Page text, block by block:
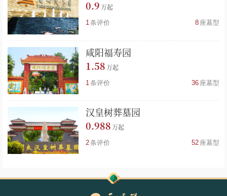
0.9
1条评价 8 座墓型
咸阳福寿园
1.58
1 条评价 36 座墓型
汉皇树葬墓园
0.988
2条评价 52 座墓型